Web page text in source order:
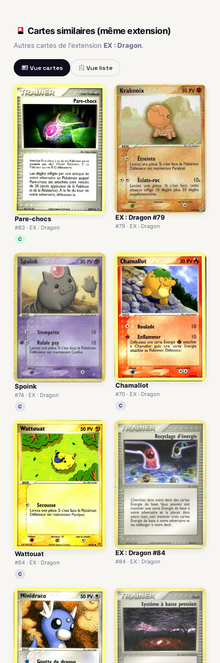
Cartes similaires (même extension)
Autres cartes de l'extension EX : Dragon.
Vue cartes Vue liste
Pare-chocs
#83 · EX : Dragon
C
EX : Dragon #79
#79 · EX : Dragon
Spoink
#74 · EX : Dragon
C
Chamallot
#70 · EX : Dragon
C
Wattouat
#64 · EX : Dragon
C
EX : Dragon #84
#84 · EX : Dragon